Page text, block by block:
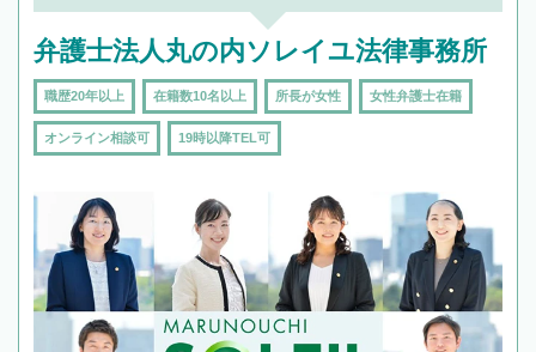
弁護士法人丸の内ソレイユ法律事務所
職歴20年以上 在籍数10名以上 所長が女性 女性弁護士在籍
オンライン相談可 19時以降TEL可